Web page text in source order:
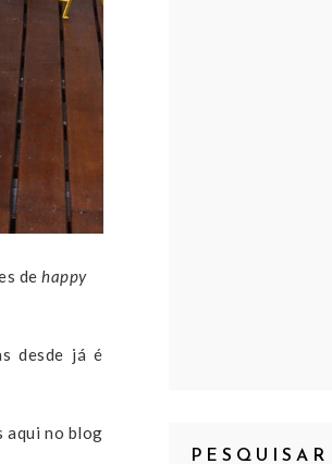
de happy
desde já é
aqui no blog
PESQUISAR